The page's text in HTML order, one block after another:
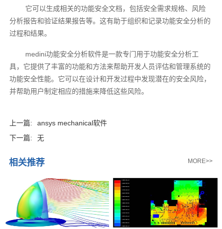
它可以生成相关的功能安全文档，包括安全需求规格、风险
分析报告和验证结果报告等。这有助于组织和记录功能安全分析的
过程和结果。
medini功能安全分析软件是一款专门用于功能安全分析工
具，它提供了丰富的功能和方法来帮助开发人员评估和管理系统的
功能安全性能。它可以在设计和开发过程中发现潜在的安全风险，
并帮助用户制定相应的措施来降低这些风险。‍
上一篇:
ansys mechanical软件
下一篇:
无
相关推荐 MORE>>